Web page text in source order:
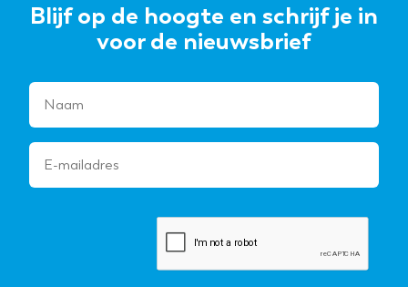
Blijf op de hoogte en schrijf je in
voor de nieuwsbrief